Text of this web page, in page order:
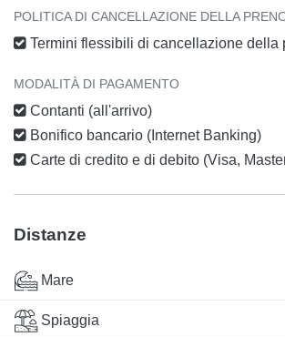
POLITICA DI CANCELLAZIONE DELLA
Termini flessibili di cancellazione della
MODALITÀ DI PAGAMENTO
Contanti (all'arrivo)
Bonifico bancario (Internet Banking)
Carte di credito e di debito (Visa,
Distanze
Mare
Spiaggia